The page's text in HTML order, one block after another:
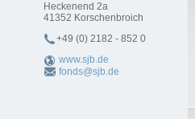
Heckenend 2a
41352 Korschenbroich
+49 (0) 2182 - 852 0
www.sjb.de
fonds@sjb.de